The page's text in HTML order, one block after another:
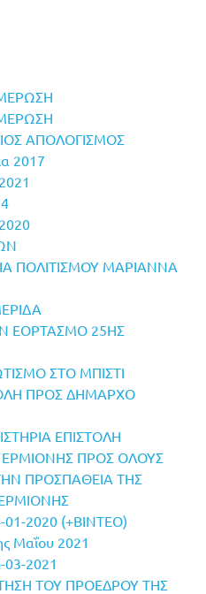
ΑΠΟΛΟΓΙΣΜΟΣ
2017
ΠΟΛΙΤΙΣΜΟΥ ΜΑΡΙΑΝΝΑ
ΕΟΡΤΑΣΜΟ 25ΗΣ
ΣΤΟ ΜΠΙΣΤΙ
ΠΡΟΣ ΔΗΜΑΡΧΟ
ΕΠΙΣΤΟΛΗ
ΠΡΟΣ ΟΛΟΥΣ
ΠΡΟΣΠΑΘΕΙΑ ΤΗΣ
2020 (+ΒΙΝΤΕΟ)
Μαΐου 2021
2021
ΤΟΥ ΠΡΟΕΔΡΟΥ ΤΗΣ